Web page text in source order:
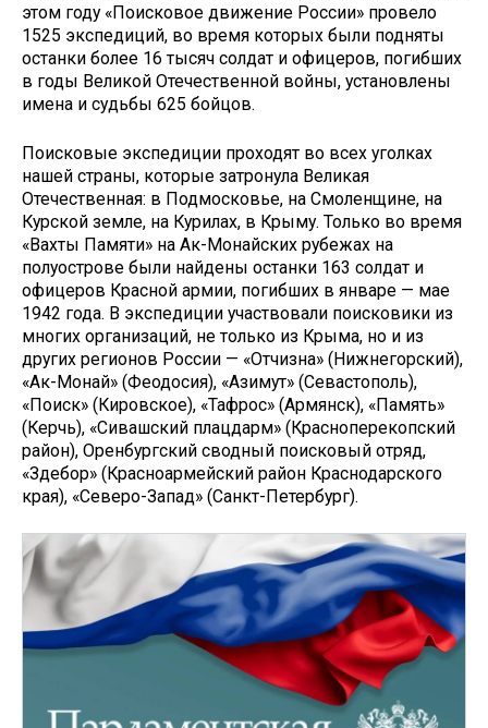
этом году «Поисковое движение России» провело
1525 экспедиций, во время которых были подняты
останки более 16 тысяч солдат и офицеров, погибших
в годы Великой Отечественной войны, установлены
имена и судьбы 625 бойцов.
Поисковые экспедиции проходят во всех уголках
нашей страны, которые затронула Великая
Отечественная: в Подмосковье, на Смоленщине, на
Курской земле, на Курилах, в Крыму. Только во время
«Вахты Памяти» на Ак-Монайских рубежах на
полуострове были найдены останки 163 солдат и
офицеров Красной армии, погибших в январе — мае
1942 года. В экспедиции участвовали поисковики из
многих организаций, не только из Крыма, но и из
других регионов России — «Отчизна» (Нижнегорский),
«Ак-Монай» (Феодосия), «Азимут» (Севастополь),
«Поиск» (Кировское), «Тафрос» (Армянск), «Память»
(Керчь), «Сивашский плацдарм» (Красноперекопский
район), Оренбургский сводный поисковый отряд,
«Здебор» (Красноармейский район Краснодарского
края), «Северо-Запад» (Санкт-Петербург).